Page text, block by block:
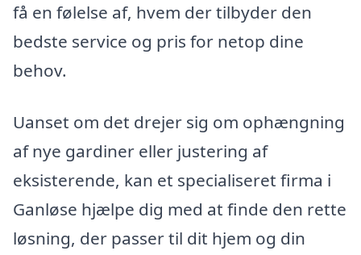
få en følelse af, hvem der tilbyder den
bedste service og pris for netop dine
behov.
Uanset om det drejer sig om ophængning
af nye gardiner eller justering af
eksisterende, kan et specialiseret firma i
Ganløse hjælpe dig med at finde den rette
løsning, der passer til dit hjem og din